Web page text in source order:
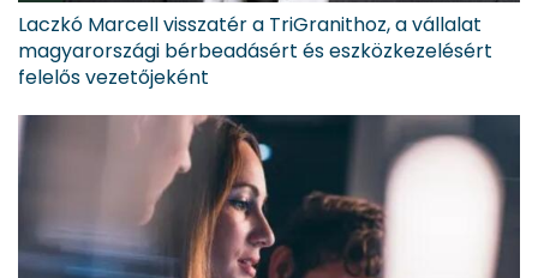
Laczkó Marcell visszatér a TriGranithoz, a vállalat
magyarországi bérbeadásért és eszközkezelésért
felelős vezetőjeként